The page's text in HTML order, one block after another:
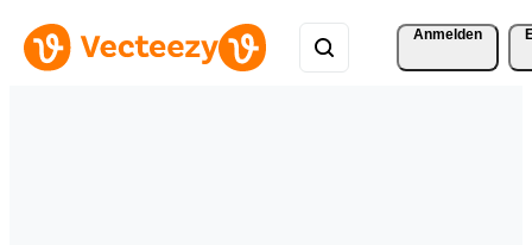
Anmelden